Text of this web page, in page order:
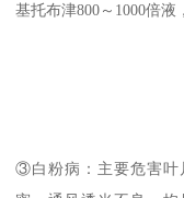
基托布津800～1000倍液
③白粉病：主要危害叶